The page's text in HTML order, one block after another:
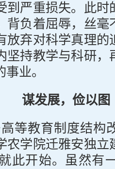
到严重损失。此时
背负着屈辱，丝毫
放弃对科学真理的
坚持教学与科研，
业。
谋发展，俭以图
等教育制度结构
农学院迁雅安独立
此开始。虽然有